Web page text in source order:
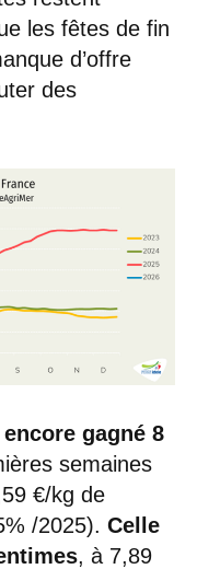
les fêtes de fin
d’offre
des
gagné 8
semaines
€/kg de
/2025). Celle
, à 7,89